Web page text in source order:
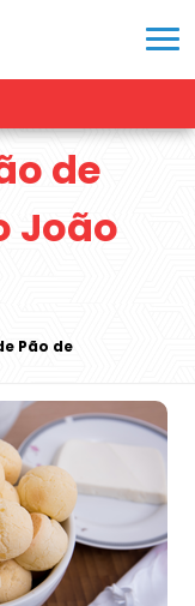
de
João
Pão de